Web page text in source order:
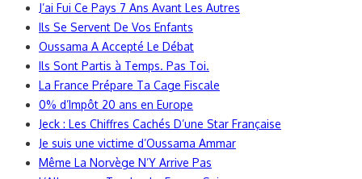
J’ai Fui Ce Pays 7 Ans Avant Les Autres
Ils Se Servent De Vos Enfants
Oussama A Accepté Le Débat
Ils Sont Partis à Temps. Pas Toi.
La France Prépare Ta Cage Fiscale
0% d’Impôt 20 ans en Europe
Jeck : Les Chiffres Cachés D’une Star Française
Je suis une victime d’Oussama Ammar
Même La Norvège N’Y Arrive Pas